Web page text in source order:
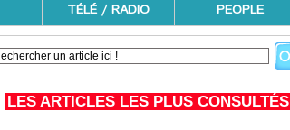
TÉLÉ / RADIO PEOPLE
LES ARTICLES LES PLUS CONSULTÉS